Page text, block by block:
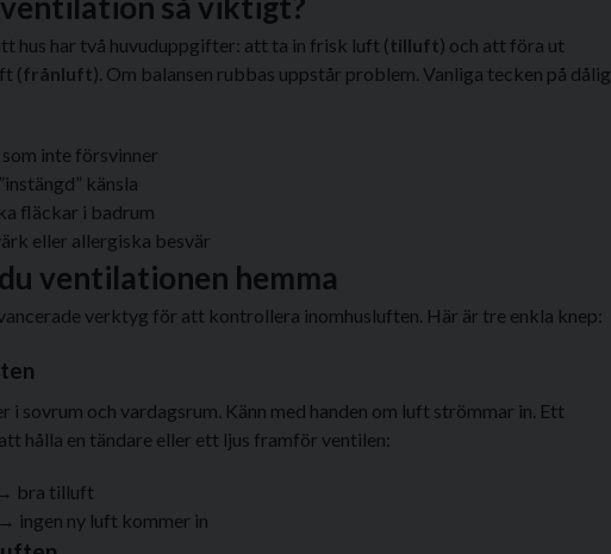
hus har två huvuduppgifter: att ta in frisk luft (tilluft) och att föra ut
(frånluft). Om balansen rubbas uppstår problem. Vanliga tecken på dålig
inte försvinner
känsla
fläckar i badrum
eller allergiska besvär
ventilationen hemma
verktyg för att kontrollera inomhusluften. Här är tre enkla knep:
i sovrum och vardagsrum. Känn med handen om luft strömmar in. Ett
hålla en tändare eller ett ljus framför ventilen:
bra tilluft
ingen ny luft kommer in